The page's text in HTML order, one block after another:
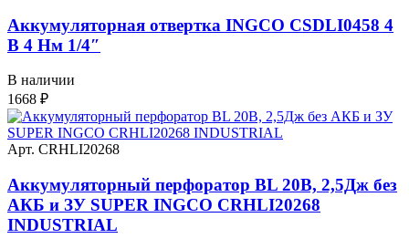
Аккумуляторная отвертка INGCO CSDLI0458 4
В 4 Нм 1/4″
В наличии
1668 ₽
Арт. CRHLI20268
Аккумуляторный перфоратор BL 20В, 2,5Дж без
АКБ и ЗУ SUPER INGCO CRHLI20268
INDUSTRIAL